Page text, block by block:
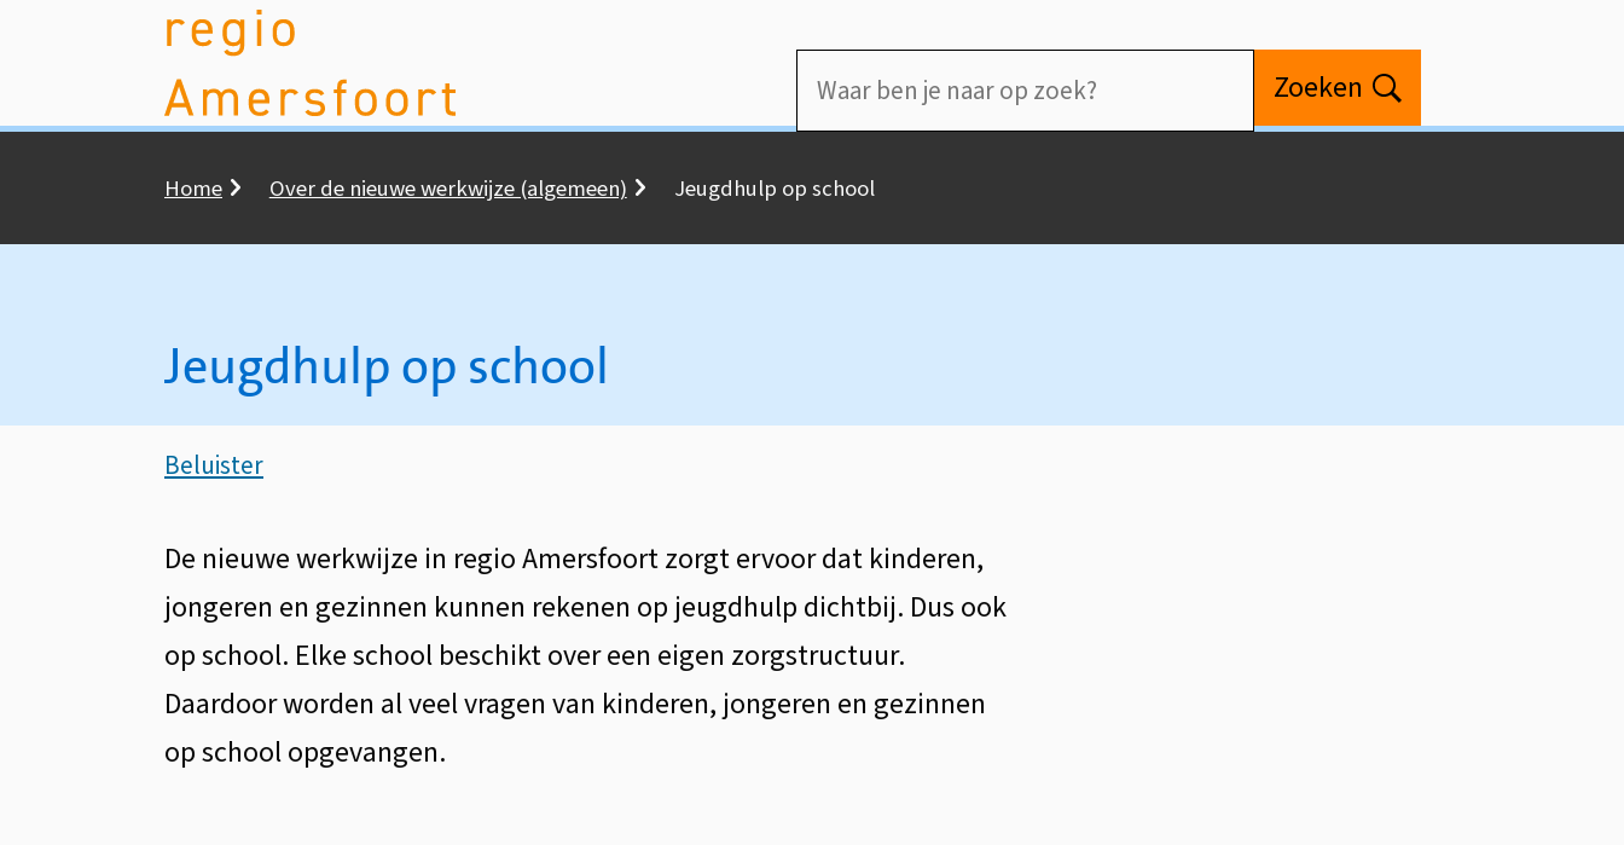
naar
op
Open
Zoeken
Kruimelpad
Home Over de nieuwe werkwijze (algemeen) Jeugdhulp op school
Jeugdhulp op school
Assistentie
Beluister
De nieuwe werkwijze in regio Amersfoort zorgt ervoor dat kinderen,
jongeren en gezinnen kunnen rekenen op jeugdhulp dichtbij. Dus ook
op school. Elke school beschikt over een eigen zorgstructuur.
Daardoor worden al veel vragen van kinderen, jongeren en gezinnen
op school opgevangen.